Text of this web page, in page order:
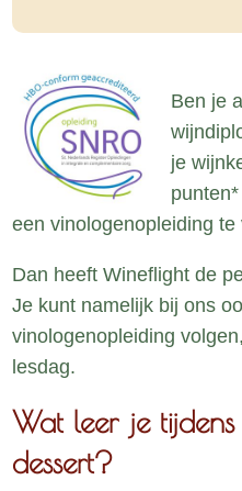
Ben je
je
een vinologenopleiding te
Dan heeft Wineflight de
Je kunt namelijk bij ons
vinologenopleiding
lesdag.
Wat leer je tijdens
dessert?